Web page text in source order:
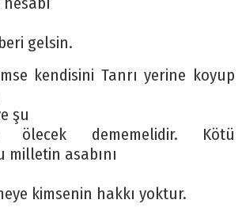
gelsin.
kendisini Tanrı yerine koyup
şu
ölecek dememelidir. Kötü
asabını
kimsenin hakkı yoktur.